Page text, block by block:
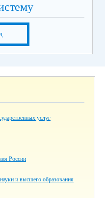
услуг
России
и высшего образования